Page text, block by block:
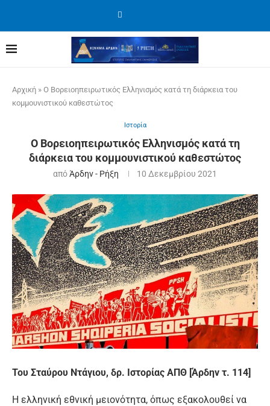
Αρχική » Ο Βορειοηπειρωτικός Ελληνισμός κατά τη διάρκεια του
κομμουνιστικού καθεστώτος
Ιστορία
Ο Βορειοηπειρωτικός Ελληνισμός κατά τη
διάρκεια του κομμουνιστικού καθεστώτος
απόΆρδην - Ρήξη 10 Δεκεμβρίου 2021
Του Σταύρου Ντάγιου, δρ. Ιστορίας ΑΠΘ [Άρδην τ. 114]
Η ελληνική εθνική μειονότητα, όπως εξακολουθεί να